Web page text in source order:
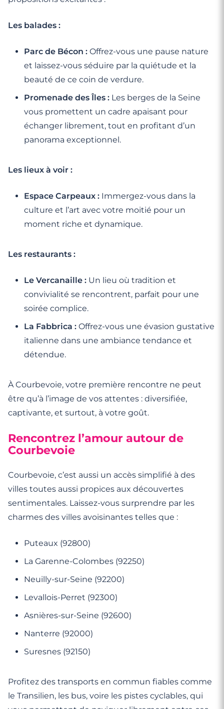
Les balades :
Parc de Bécon : Offrez-vous une pause nature
et laissez-vous séduire par la quiétude et la
beauté de ce coin de verdure.
Promenade des Îles : Les berges de la Seine
vous promettent un cadre apaisant pour
échanger librement, tout en profitant d’un
panorama exceptionnel.
Les lieux à voir :
Espace Carpeaux : Immergez-vous dans la
culture et l’art avec votre moitié pour un
moment riche et dynamique.
Les restaurants :
Le Vercanaille : Un lieu où tradition et
convivialité se rencontrent, parfait pour une
soirée complice.
La Fabbrica : Offrez-vous une évasion gustative
italienne dans une ambiance tendance et
détendue.
À Courbevoie, votre première rencontre ne peut
être qu’à l’image de vos attentes : diversifiée,
captivante, et surtout, à votre goût.
Rencontrez l’amour autour de
Courbevoie
Courbevoie, c’est aussi un accès simplifié à des
villes toutes aussi propices aux découvertes
sentimentales. Laissez-vous surprendre par les
charmes des villes avoisinantes telles que :
Puteaux (92800)
La Garenne-Colombes (92250)
Neuilly-sur-Seine (92200)
Levallois-Perret (92300)
Asnières-sur-Seine (92600)
Nanterre (92000)
Suresnes (92150)
Profitez des transports en commun fiables comme
le Transilien, les bus, voire les pistes cyclables, qui